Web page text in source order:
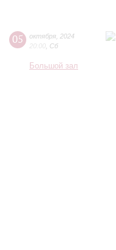
05 октября 2024
20:00 Сб
Большой зал